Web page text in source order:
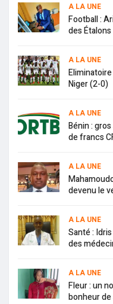
A LA UNE
Football :
des
A LA UNE
Niger (2-0)
A LA UNE
Bénin :
de francs
A LA UNE
devenu le
A LA UNE
Santé :
des
A LA UNE
Fleur : un
bonheur